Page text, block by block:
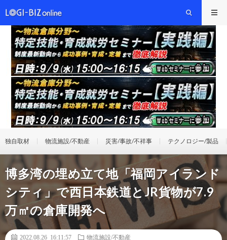
独自取材 物流施設/不動産 災害/事故/不祥事 テクノロジー/製品
博多湾の埋め立て地「福岡アイランド
シティ」で西日本鉄道とJR貨物が7.9
万㎡の倉庫開発へ
2022.08.26 16:11:57
物流施設/不動産